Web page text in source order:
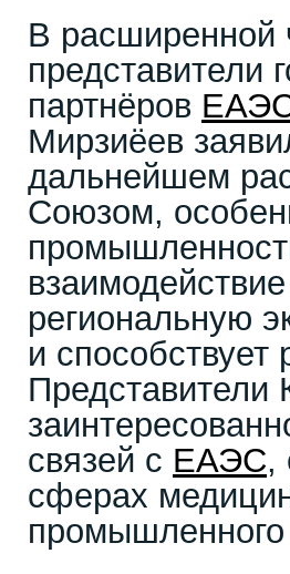
В расширенной
представители
партнёров
Мирзиёев
дальнейшем
Союзом,
региональную
и
связей с ЕАЭС,
сферах
промышленного